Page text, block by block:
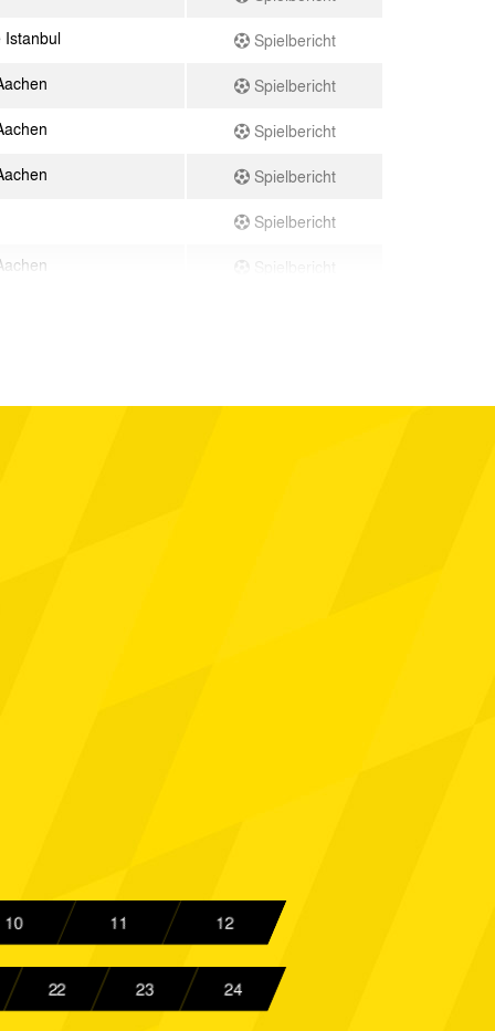
Istanbul
Spielbericht
Spielbericht
Spielbericht
Spielbericht
Spielbericht
Spielbericht
Spielbericht
Spielbericht
Spielbericht
10 11 12
22 23 24